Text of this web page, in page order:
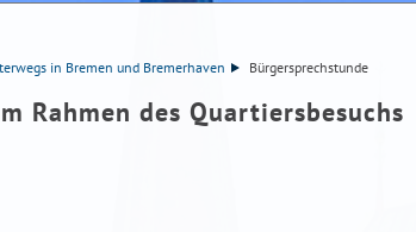
in Bremen und Bremerhaven Bürgersprechstunde
Rahmen des Quartiersbesuchs